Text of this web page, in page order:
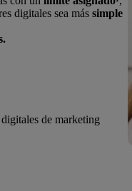
digitales sea más simple
de marketing